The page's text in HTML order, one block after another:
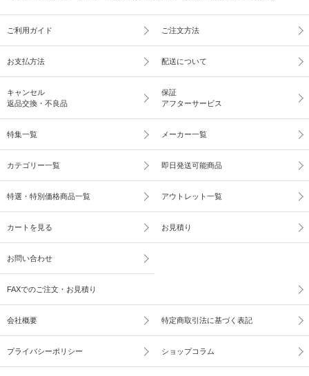
ご利用ガイド ご注文方法
お支払方法 配送について
キャンセル
返品交換・不良品
保証
アフターサービス
特集一覧 メーカー一覧
カテゴリー一覧 即日発送可能商品
特選・特別価格商品一覧 アウトレット一覧
カートを見る お見積り
お問い合わせ
FAXでのご注文・お見積り
会社概要 特定商取引法に基づく表記
プライバシーポリシー ショップコラム